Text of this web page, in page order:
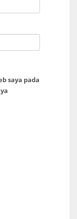
saya pada